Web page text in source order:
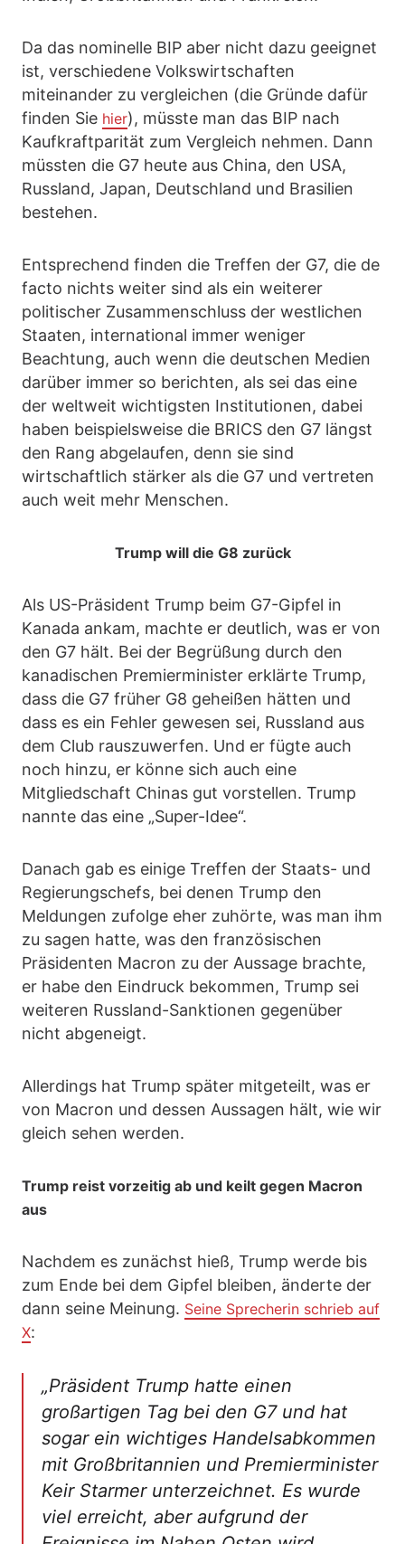
Da das nominelle BIP aber nicht dazu geeignet
ist, verschiedene Volkswirtschaften
miteinander zu vergleichen (die Gründe dafür
finden Sie hier), müsste man das BIP nach
Kaufkraftparität zum Vergleich nehmen. Dann
müssten die G7 heute aus China, den USA,
Russland, Japan, Deutschland und Brasilien
bestehen.
Entsprechend finden die Treffen der G7, die de
facto nichts weiter sind als ein weiterer
politischer Zusammenschluss der westlichen
Staaten, international immer weniger
Beachtung, auch wenn die deutschen Medien
darüber immer so berichten, als sei das eine
der weltweit wichtigsten Institutionen, dabei
haben beispielsweise die BRICS den G7 längst
den Rang abgelaufen, denn sie sind
wirtschaftlich stärker als die G7 und vertreten
auch weit mehr Menschen.
Trump will die G8 zurück
Als US-Präsident Trump beim G7-Gipfel in
Kanada ankam, machte er deutlich, was er von
den G7 hält. Bei der Begrüßung durch den
kanadischen Premierminister erklärte Trump,
dass die G7 früher G8 geheißen hätten und
dass es ein Fehler gewesen sei, Russland aus
dem Club rauszuwerfen. Und er fügte auch
noch hinzu, er könne sich auch eine
Mitgliedschaft Chinas gut vorstellen. Trump
nannte das eine „Super-Idee“.
Danach gab es einige Treffen der Staats- und
Regierungschefs, bei denen Trump den
Meldungen zufolge eher zuhörte, was man ihm
zu sagen hatte, was den französischen
Präsidenten Macron zu der Aussage brachte,
er habe den Eindruck bekommen, Trump sei
weiteren Russland-Sanktionen gegenüber
nicht abgeneigt.
Allerdings hat Trump später mitgeteilt, was er
von Macron und dessen Aussagen hält, wie wir
gleich sehen werden.
Trump reist vorzeitig ab und keilt gegen Macron
aus
Nachdem es zunächst hieß, Trump werde bis
zum Ende bei dem Gipfel bleiben, änderte der
dann seine Meinung. Seine Sprecherin schrieb auf
X:
„Präsident Trump hatte einen
großartigen Tag bei den G7 und hat
sogar ein wichtiges Handelsabkommen
mit Großbritannien und Premierminister
Keir Starmer unterzeichnet. Es wurde
viel erreicht, aber aufgrund der